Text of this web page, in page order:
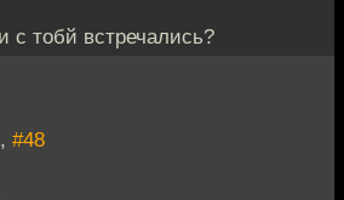
с тобй встречались?
#48